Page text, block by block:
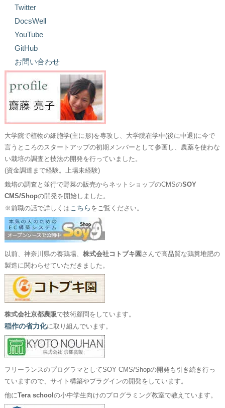
Twitter
DocsWell
YouTube
GitHub
お問い合わせ
大学院で植物の細胞学(主に形)を専攻し、大学院在学中(後に中退)に今で
言うところのスタートアップの初期メンバーとして参画し、農薬を使わな
い栽培の調査と技法の開発を行っていました。
(資金調達まで経験。上場未経験)
栽培の調査と並行で野菜の販売からネットショップのCMSのSOY
CMS/Shopの開発を開始しました。
※前職の話で詳しくはこちら をご覧ください。
以前、神奈川県の養鶏場、 株式会社コトブキ園 さんで高品質な鶏糞堆肥の
製造に関わらせていただきました。
株式会社京都農販で技術顧問をしています。
稲作の省力化に取り組んでいます。
フリーランスのプログラマとしてSOY CMS/Shopの開発も引き続き行っ
ていますので、サイト構築やプラグインの開発をしています。
他にTera school の小中学生向けのプログラミング教室で教えています。